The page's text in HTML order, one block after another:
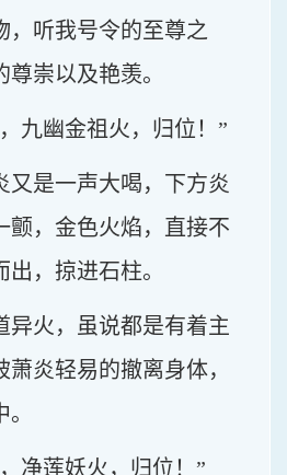
，听我号令的至尊之
崇以及艳羡。
九幽金祖火，归位！”
又是一声大喝，下方炎
颤，金色火焰，直接不
，掠进石柱。
异火，虽说都是有着主
炎轻易的撤离身体，
净莲妖火，归位！”